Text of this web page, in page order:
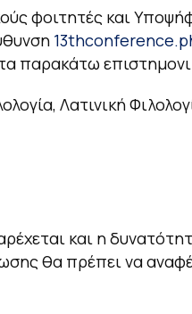
φοιτητές και
παρακάτω
Λατινική
και η
θα πρέπει να